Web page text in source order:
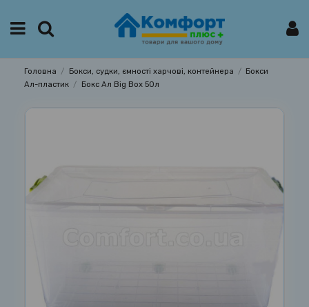
Головна Бокси, судки, ємності харчові, контейнера
Бокси
Ал-пластик
Бокс Ал Big Box 50л